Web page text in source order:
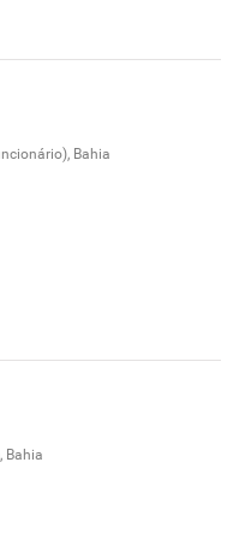
Bahia
Bahia